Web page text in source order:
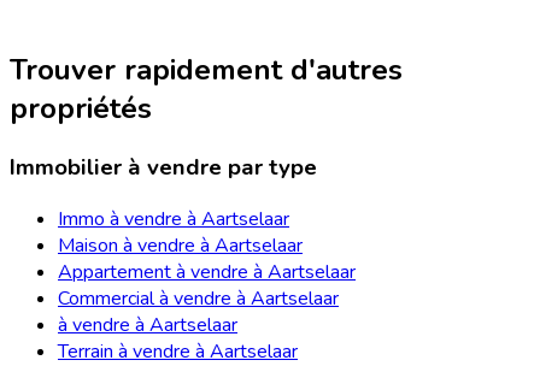
Trouver rapidement d'autres
propriétés
Immobilier à vendre par type
Immo à vendre à Aartselaar
Maison à vendre à Aartselaar
Appartement à vendre à Aartselaar
Commercial à vendre à Aartselaar
à vendre à Aartselaar
Terrain à vendre à Aartselaar